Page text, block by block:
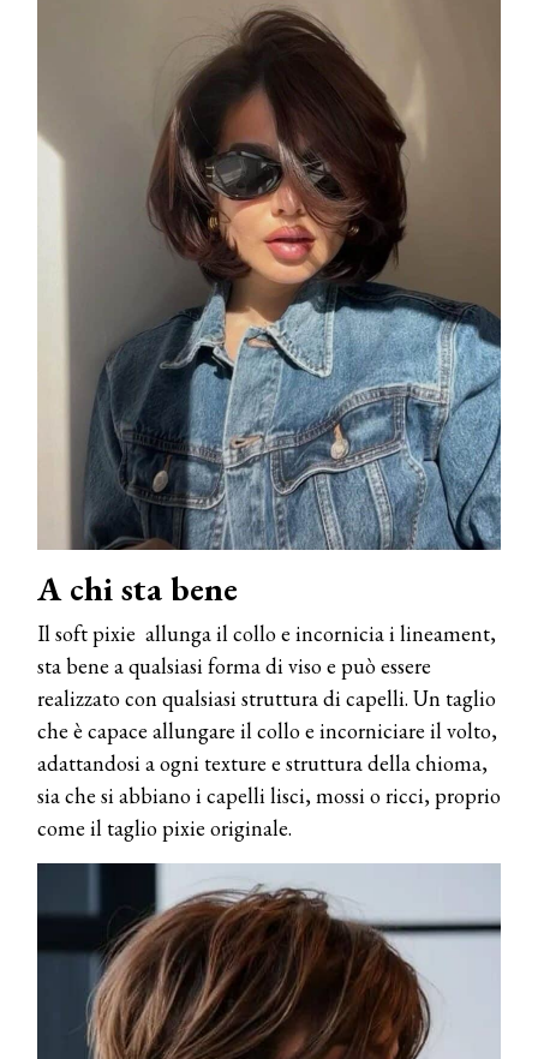
A chi sta bene
Il soft pixie allunga il collo e incornicia i lineament,
sta bene a qualsiasi forma di viso e può essere
realizzato con qualsiasi struttura di capelli. Un taglio
che è capace allungare il collo e incorniciare il volto,
adattandosi a ogni texture e struttura della chioma,
sia che si abbiano i capelli lisci, mossi o ricci, proprio
come il taglio pixie originale.